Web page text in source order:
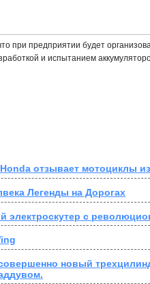
при предприятии будет
и испытанием
отзывает мотоциклы
Легенды на Дорогах
электроскутер с
новый